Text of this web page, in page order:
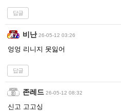
답글
비난 26-05-12 03:26
엉엉 리니지 못잃어
답글
존레드 26-05-12 08:32
신고 고고싱